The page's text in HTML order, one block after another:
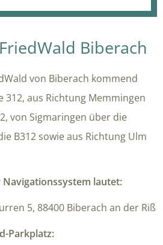
Biberach
von Biberach kommend
312, aus Richtung Memmingen
von Sigmaringen über die
B312 sowie aus Richtung Ulm
lautet:
5, 88400 Biberach an der Riß
Parkplatz: